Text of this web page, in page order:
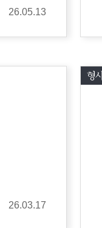
26.05.13
26.03.17
형